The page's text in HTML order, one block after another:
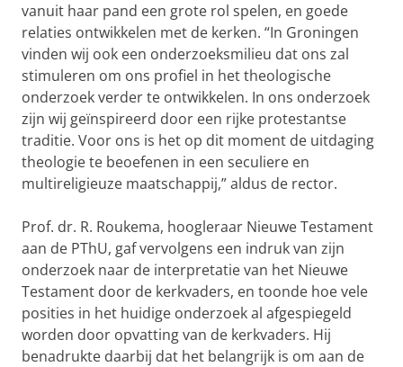
vanuit haar pand een grote rol spelen, en goede
relaties ontwikkelen met de kerken. “In Groningen
vinden wij ook een onderzoeksmilieu dat ons zal
stimuleren om ons profiel in het theologische
onderzoek verder te ontwikkelen. In ons onderzoek
zijn wij geïnspireerd door een rijke protestantse
traditie. Voor ons is het op dit moment de uitdaging
theologie te beoefenen in een seculiere en
multireligieuze maatschappij,” aldus de rector.
Prof. dr. R. Roukema, hoogleraar Nieuwe Testament
aan de PThU, gaf vervolgens een indruk van zijn
onderzoek naar de interpretatie van het Nieuwe
Testament door de kerkvaders, en toonde hoe vele
posities in het huidige onderzoek al afgespiegeld
worden door opvatting van de kerkvaders. Hij
benadrukte daarbij dat het belangrijk is om aan de